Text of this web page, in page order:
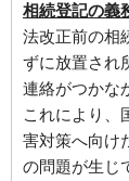
相続登記の義
法改正前の相
ずに放置され
連絡がつかな
これにより、
害対策へ向け
の問題が生じ